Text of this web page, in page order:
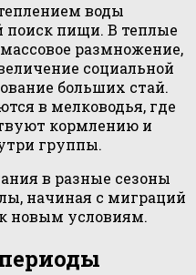
воды
поиск пищи. В теплые
размножение,
социальной
больших стай.
в мелководья, где
кормлению и
группы.
в разные сезоны
начиная с миграций
новым условиям.